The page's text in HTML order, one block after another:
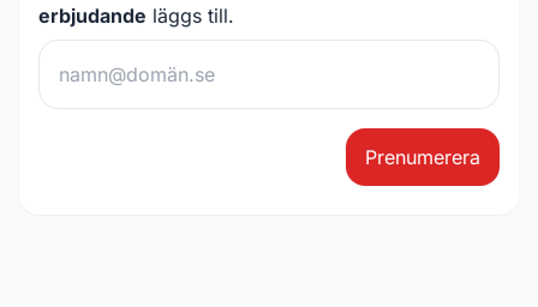
erbjudande läggs till.
Prenumerera